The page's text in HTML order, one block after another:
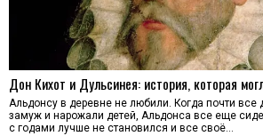
Дон Кихот и Дульсинея: история, которая
Альдонсу в деревне не любили. Когда почти все
замуж и нарожали детей, Альдонса все еще
с годами лучше не становился и все своё…